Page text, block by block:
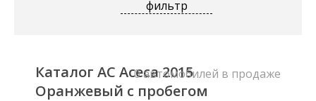
фильтр
Каталог AC Aceca 2015
Оранжевый с пробегом
0 автомобилей в продаже